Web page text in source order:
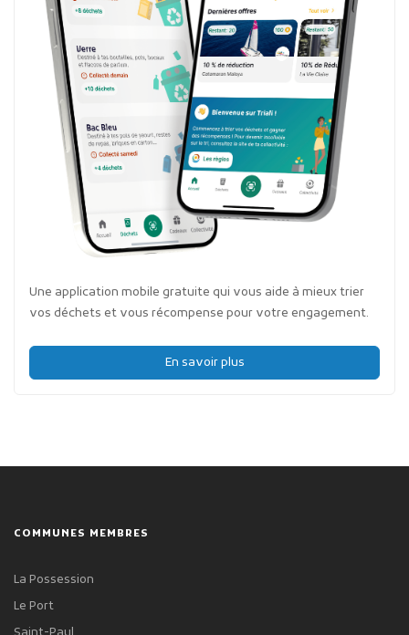
Une application mobile gratuite qui vous aide à mieux trier
vos déchets et vous récompense pour votre engagement.
En savoir plus
COMMUNES MEMBRES
La Possession
Le Port